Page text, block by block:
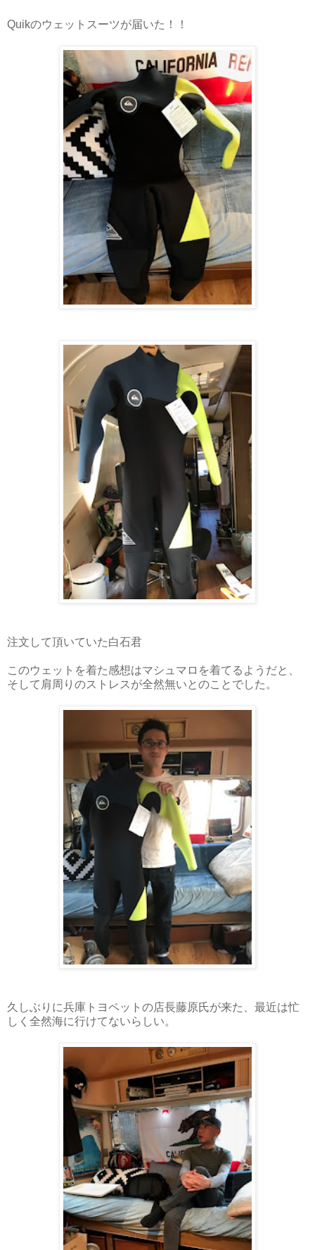
Quikのウェットスーツが届いた！！
注文して頂いていた白石君
このウェットを着た感想はマシュマロを着てるようだと、
そして肩周りのストレスが全然無いとのことでした。
久しぶりに兵庫トヨペットの店長藤原氏が来た、最近は忙
しく全然海に行けてないらしい。